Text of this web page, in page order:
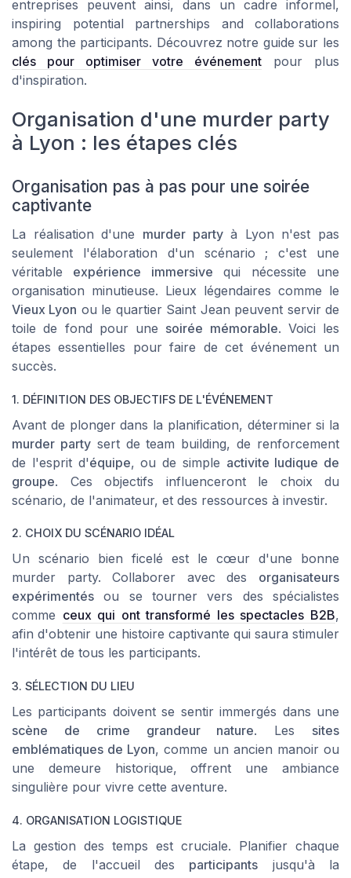
entreprises peuvent ainsi, dans un cadre informel,
inspiring potential partnerships and collaborations
among the participants. Découvrez notre guide sur les
clés pour optimiser votre événement pour plus
d'inspiration.
Organisation d'une murder party
à Lyon : les étapes clés
Organisation pas à pas pour une soirée
captivante
La réalisation d'une murder partyà Lyon n'est pas
seulement l'élaboration d'un scénario ; c'est une
véritable expérience immersive qui nécessite une
organisation minutieuse. Lieux légendaires comme le
Vieux Lyon ou le quartier Saint Jean peuvent servir de
toile de fond pour une soirée mémorable. Voici les
étapes essentielles pour faire de cet événement un
succès.
1. DÉFINITION DES OBJECTIFS DE L'ÉVÉNEMENT
Avant de plonger dans la planification, déterminer si la
murder partysert deteam building, de renforcement
de l'esprit d'équipe, ou de simple activite ludique de
groupe. Ces objectifs influenceront le choix du
scénario, de l'animateur, et des ressources à investir.
2. CHOIX DU SCÉNARIO IDÉAL
Un scénario bien ficelé est le cœur d'une bonne
murder party. Collaborer avec des organisateurs
expérimentés ou se tourner vers des spécialistes
comme ceux qui ont transformé les spectacles B2B,
afin d'obtenir une histoire captivante qui saura stimuler
l'intérêt de tous les participants.
3. SÉLECTION DU LIEU
Les participants doivent se sentir immergés dans une
scène de crime grandeur nature. Les sites
emblématiques de Lyon, comme un ancien manoir ou
une demeure historique, offrent une ambiance
singulière pour vivre cette aventure.
4. ORGANISATION LOGISTIQUE
La gestion des temps est cruciale. Planifier chaque
étape, de l'accueil des participants jusqu'à la